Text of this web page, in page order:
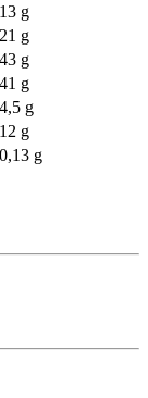
13 g
21 g
43 g
41 g
4,5 g
12 g
0,13 g